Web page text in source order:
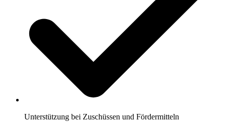
Unterstützung bei Zuschüssen und Fördermitteln